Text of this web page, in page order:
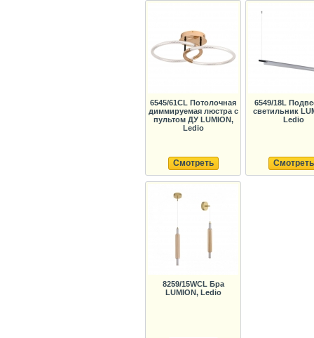
6545/61CL Потолочная
диммируемая люстра с
пультом ДУ LUMION,
Ledio
Смотреть
6549/18L
светильник
Ledio
Смотреть
8259/15WCL Бра
LUMION, Ledio